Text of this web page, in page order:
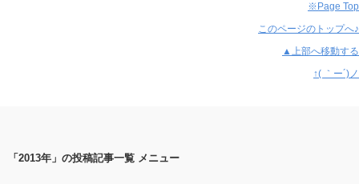
※Page Top
このページのトップへ♪
▲上部へ移動する
↑( ｀ー´)ノ
「2013年」の投稿記事一覧 メニュー